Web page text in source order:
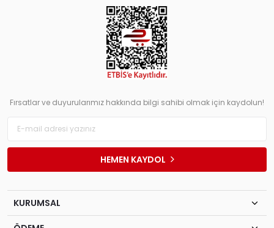
Fırsatlar ve duyurularımız hakkında bilgi sahibi olmak için kaydolun!
HEMEN KAYDOL
KURUMSAL